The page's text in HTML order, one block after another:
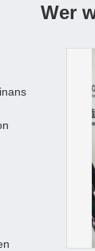
Wer